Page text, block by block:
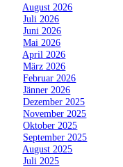
August 2026
»Juli 2026
»Juni 2026
»Mai 2026
April 2026
»März 2026
»Februar 2026
»Jänner 2026
»Dezember 2025
»November 2025
»Oktober 2025
September 2025
August 2025
»Juli 2025